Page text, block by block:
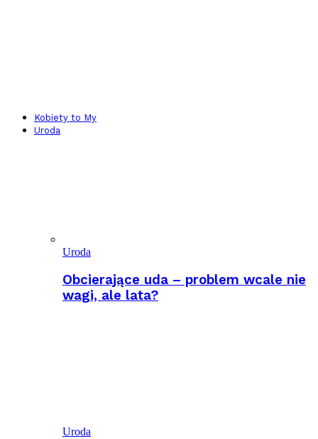
Kobiety to My
Uroda
Uroda
Obcierające uda – problem wcale nie
wagi, ale lata?
Uroda